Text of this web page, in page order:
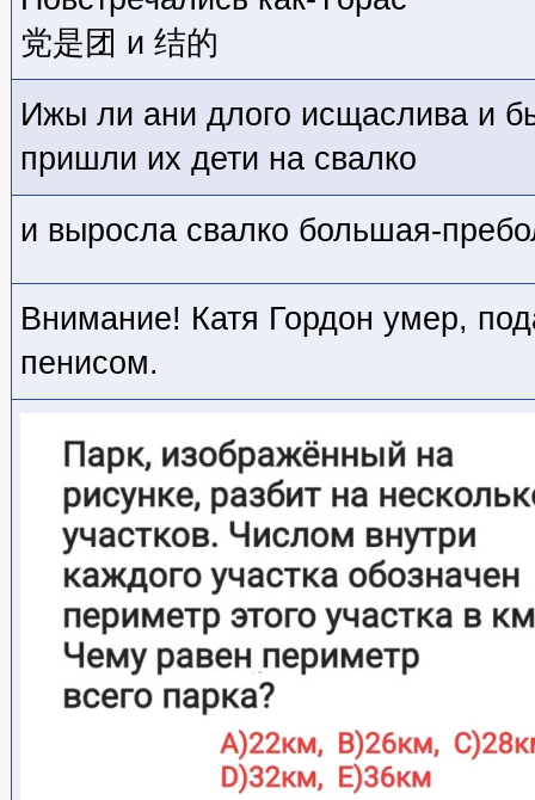
党是团 и 结的
Ижы ли ани длого исщаслива и
пришли их дети на свалко
и выросла свалко большая-
Внимание! Катя Гордон умер,
пенисом.